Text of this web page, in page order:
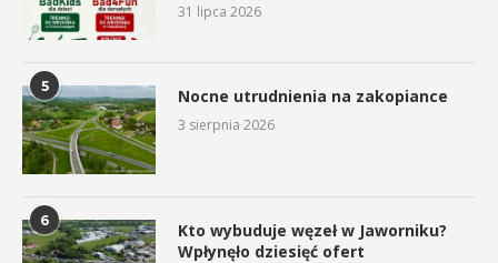
31 lipca 2026
5 Nocne utrudnienia na zakopiance
3 sierpnia 2026
6
Kto wybuduje węzeł w Jaworniku?
Wpłynęło dziesięć ofert